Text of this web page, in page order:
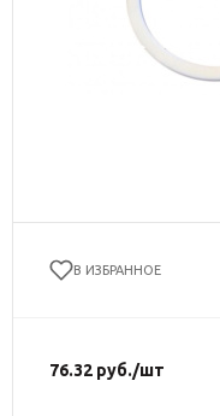
В ИЗБРАННОЕ
76.32 руб./шт